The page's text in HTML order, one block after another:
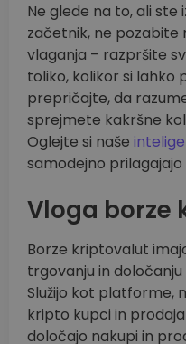
Ne glede na to, ali ste
začetnik, ne pozabite
vlaganja – razpršite
toliko, kolikor si lahko
prepričajte, da
sprejmete kakršne
Oglejte si naše
samodejno
Vloga borze
Borze kriptovalut
trgovanju in
Služijo kot platforme,
kripto kupci in
določajo nakupi in